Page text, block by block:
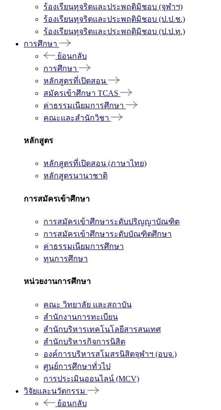
ร้องเรียนทุจริตและประพฤติมิชอบ (จุฬาฯ)
ร้องเรียนทุจริตและประพฤติมิชอบ (ป.ป.ช.)
ร้องเรียนทุจริตและประพฤติมิชอบ (ป.ป.ท.)
การศึกษา
ย้อนกลับ
การศึกษา
หลักสูตรที่เปิดสอน
สมัครเข้าศึกษา TCAS
ค่าธรรมเนียมการศึกษา
คณะและสำนักวิชา
หลักสูตร
หลักสูตรที่เปิดสอน (ภาษาไทย)
หลักสูตรนานาชาติ
การสมัครเข้าศึกษา
การสมัครเข้าศึกษาระดับปริญญาบัณฑิต
การสมัครเข้าศึกษาระดับบัณฑิตศึกษา
ค่าธรรมเนียมการศึกษา
ทุนการศึกษา
หน่วยงานการศึกษา
คณะ วิทยาลัย และสถาบัน
สำนักงานการทะเบียน
สำนักบริหารเทคโนโลยีสารสนเทศ
สำนักบริหารกิจการนิสิต
องค์การบริหารสโมสรนิสิตจุฬาฯ (อบจ.)
ศูนย์การศึกษาทั่วไป
การประเมินออนไลน์ (MCV)
วิจัยและนวัตกรรม
ย้อนกลับ